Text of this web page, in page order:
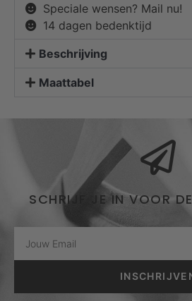
Speciale wensen? Mail nu!
14 dagen bedenktijd
Beschrijving
Maattabel
SCHRIJF JE IN VOOR